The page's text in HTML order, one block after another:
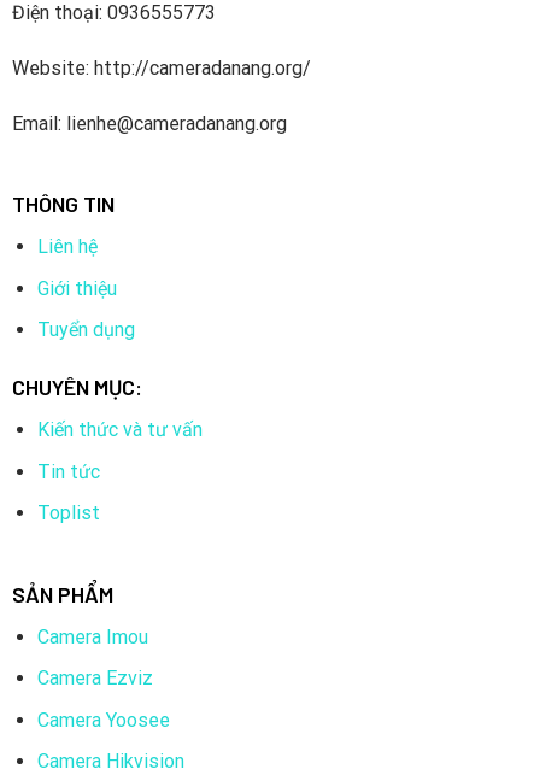
Điện thoại: 0936555773
Website: http://cameradanang.org/
Email: lienhe@cameradanang.org
THÔNG TIN
Liên hệ
Giới thiệu
Tuyển dụng
CHUYÊN MỤC:
Kiến thức và tư vấn
Tin tức
Toplist
SẢN PHẨM
Camera Imou
Camera Ezviz
Camera Yoosee
Camera Hikvision